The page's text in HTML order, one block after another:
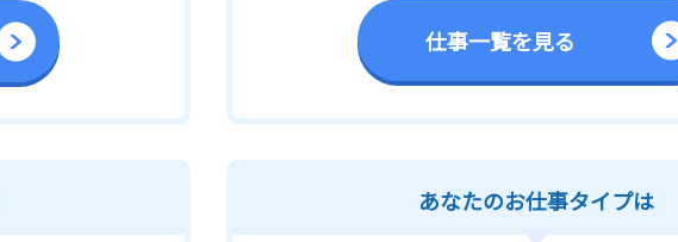
仕事一覧を見る
あなたのお仕事タイプは